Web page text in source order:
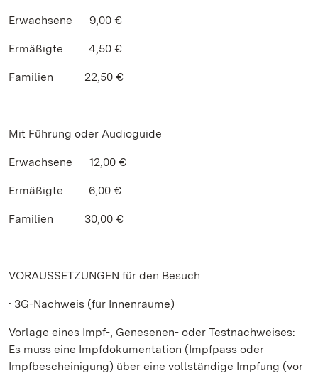
Erwachsene 9,00 €
Ermäßigte 4,50 €
Familien 22,50 €
Mit Führung oder Audioguide
Erwachsene 12,00 €
Ermäßigte 6,00 €
Familien 30,00 €
VORAUSSETZUNGEN für den Besuch
• 3G-Nachweis (für Innenräume)
Vorlage eines Impf-, Genesenen- oder Testnachweises:
Es muss eine Impfdokumentation (Impfpass oder
Impfbescheinigung) über eine vollständige Impfung (vor